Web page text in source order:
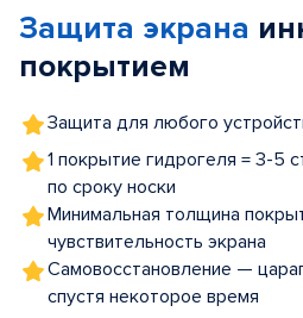
5
Защита экрана
покрытием
Защита для любого
1 покрытие гидрогеля = 3-5
по сроку носки
Минимальная толщина
чувствительность экрана
Самовосстановление —
спустя некоторое время